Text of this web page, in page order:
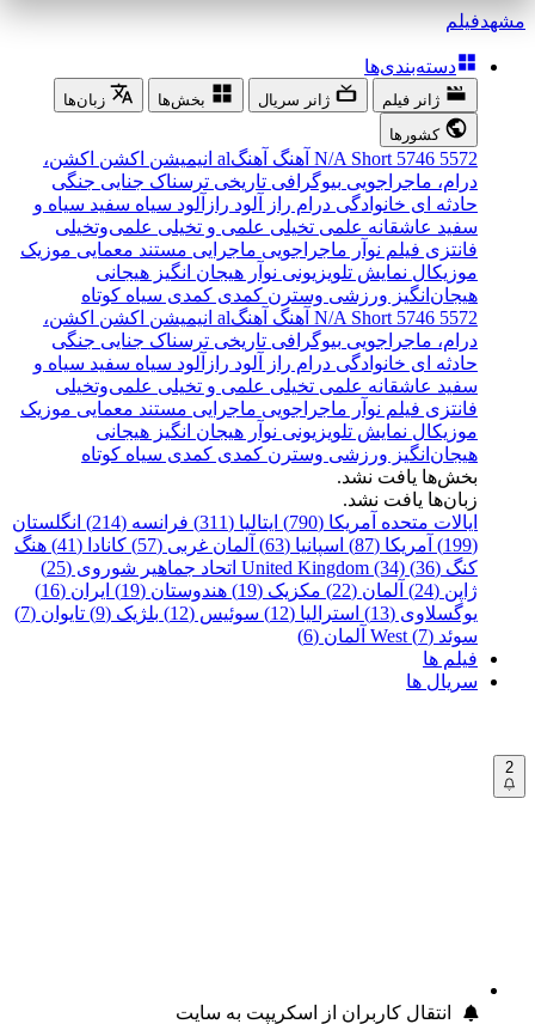
مشهدفیلم
دسته‌بندی‌ها
ژانر فیلم ژانر سریال بخش‌ها
زبان‌ها
کشورها
5572
5746
N/A Short آهنگ آهنگal انیمیشن اکشن اکشن،
درام، ماجراجویی بیوگرافی تاریخی ترسناک جنایی جنگی
حادثه ای خانوادگی درام راز آلود رازآلود سیاه سفید سیاه و
سفید عاشقانه علمی تخیلی علمی و تخیلی علمی‌و‌تخیلی
فانتزی فیلم نوآر ماجراجویی ماجرایی مستند معمایی موزیک
موزیکال نمایش تلویزیونی نوآر هیجان انگیز هیجانی
هیجان‌انگیز ورزشی وسترن کمدی کمدی سیاه کوتاه
5572
5746
N/A Short آهنگ آهنگal انیمیشن اکشن اکشن،
درام، ماجراجویی بیوگرافی تاریخی ترسناک جنایی جنگی
حادثه ای خانوادگی درام راز آلود رازآلود سیاه سفید سیاه و
سفید عاشقانه علمی تخیلی علمی و تخیلی علمی‌و‌تخیلی
فانتزی فیلم نوآر ماجراجویی ماجرایی مستند معمایی موزیک
موزیکال نمایش تلویزیونی نوآر هیجان انگیز هیجانی
هیجان‌انگیز ورزشی وسترن کمدی کمدی سیاه کوتاه
بخش‌ها یافت نشد.
زبان‌ها یافت نشد.
ایالات متحده آمریکا (790)
ایتالیا (311) فرانسه (214)
انگلستان
(199)
آمریکا (87) اسپانیا (63) آلمان غربی (57) کانادا (41)
هنگ
کنگ (36)
United Kingdom (34) اتحاد جماهیر شوروی (25)
ژاپن (24)
آلمان (22) مکزیک (19) هندوستان (19)
ایران (16)
یوگسلاوی (13)
استرالیا (12) سوئیس (12) بلژیک (9)
تایوان (7)
سوئد (7)
West آلمان (6)
فیلم ها
سریال ها
2
انتقال کاربران از اسکریپت به سایت